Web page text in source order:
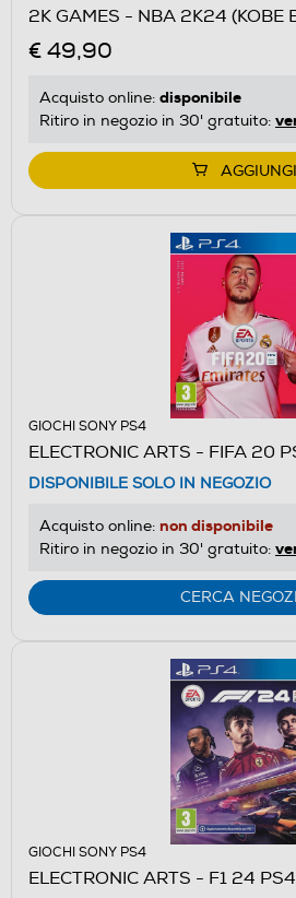
2K GAMES - NBA 2K24 (KOBE
€ 49,90
Acquisto online: disponibile
Ritiro in negozio in 30' gratuito:
AGGIUNGI
GIOCHI SONY PS4
ELECTRONIC ARTS - FIFA 20
DISPONIBILE SOLO IN NEGOZIO
Acquisto online: non disponibile
Ritiro in negozio in 30' gratuito:
CERCA
GIOCHI SONY PS4
ELECTRONIC ARTS - F1 24 PS4